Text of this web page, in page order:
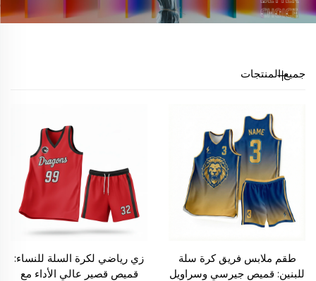
جميع المنتجات
طقم ملابس فريق كرة سلة
للبنين: قميص جيرسي وسراويل
زي رياضي لكرة السلة للنساء:
قميص قصير عالي الأداء مع